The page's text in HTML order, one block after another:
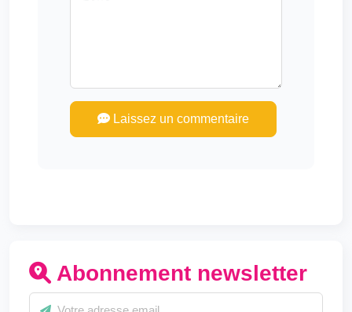
Laissez un commentaire
Abonnement newsletter